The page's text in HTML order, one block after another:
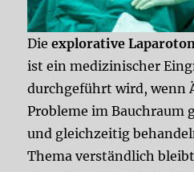
Dieexplorative
ist ein medizinischer
durchgeführt wird, wenn
Probleme im Bauchraum
und gleichzeitig
Thema verständlich